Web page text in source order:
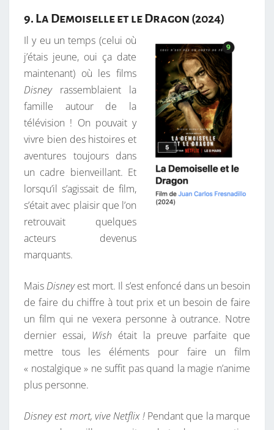
9. La Demoiselle et le Dragon (2024)
Il y eu un temps (celui où
j’étais jeune, oui ça date
maintenant) où les films
Disneyrassemblaient la
famille autour de la
télévision ! On pouvait y
vivre bien des histoires et
aventures toujours dans
un cadre bienveillant. Et
lorsqu’il s’agissait de film,
s’était avec plaisir que l’on
retrouvait quelques
acteurs devenus
marquants.
MaisDisneyest mort. Il s’est enfoncé dans un besoin
de faire du chiffre à tout prix et un besoin de faire
un film qui ne vexera personne à outrance. Notre
dernier essai, Wish était la preuve parfaite que
mettre tous les éléments pour faire un film
« nostalgique » ne suffit pas quand la magie n’anime
plus personne.
Disney est mort, vive Netflix !Pendant que la marque